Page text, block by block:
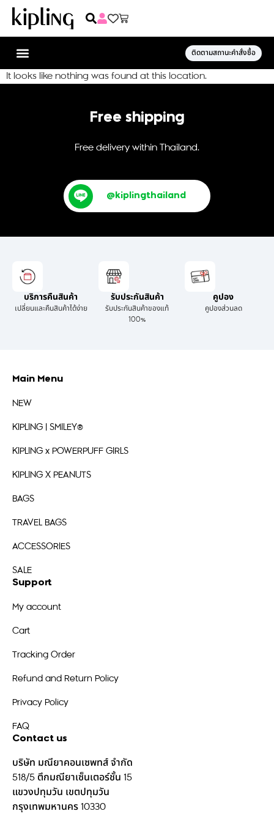
ติดตามสถานะคำสั่งซื้อ
It looks like nothing was found at this location.
Free shipping
Free delivery within Thailand.
@kiplingthailand
บริการคืนสินค้า
เปลี่ยนและคืนสินค้าได้ง่าย
รับประกันสินค้า
รับประกันสินค้าของแท้
100%
คูปอง
คูปองส่วนลด
Main Menu
NEW
KIPLING | SMILEY®
KIPLING x POWERPUFF GIRLS
KIPLING X PEANUTS
BAGS
TRAVEL BAGS
ACCESSORIES
SALE
Support
My account
Cart
Tracking Order
Refund and Return Policy
Privacy Policy
FAQ
Contact us
บริษัท มณียาคอนเซพทส์ จำกัด
518/5 ตึกมณียาเซ็นเตอร์ชั้น 15
แขวงปทุมวัน เขตปทุมวัน
กรุงเทพมหานคร 10330